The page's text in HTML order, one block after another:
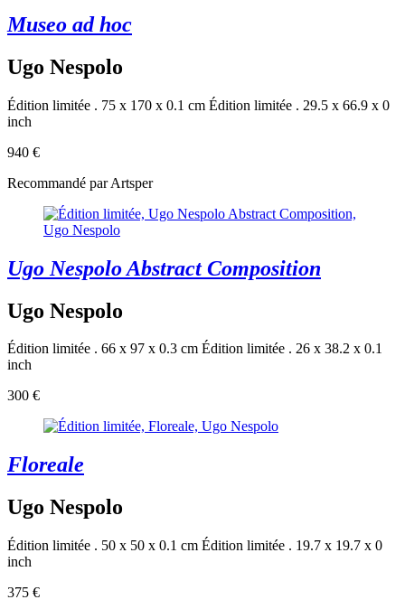
Museo ad hoc
Ugo Nespolo
Édition limitée . 75 x 170 x 0.1 cm Édition limitée . 29.5 x 66.9 x 0
inch
940 €
Recommandé par Artsper
Ugo Nespolo Abstract Composition
Ugo Nespolo
Édition limitée . 66 x 97 x 0.3 cm Édition limitée . 26 x 38.2 x 0.1
inch
300 €
Floreale
Ugo Nespolo
Édition limitée . 50 x 50 x 0.1 cm Édition limitée . 19.7 x 19.7 x 0
inch
375 €